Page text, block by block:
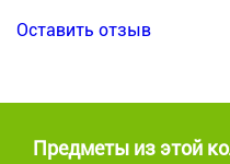
Оставить отзыв
Предметы из этой